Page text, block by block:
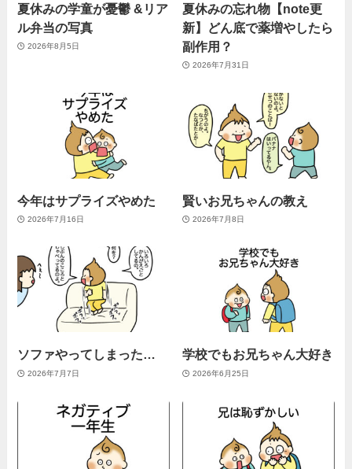
夏休みの学童が憂鬱 &リア
ル弁当の写真
2026年8月5日
夏休みの忘れ物【note更
新】どん底で薬増やしたら
副作用？
2026年7月31日
今年はサプライズやめた
2026年7月16日
賢いお兄ちゃんの教え
2026年7月8日
ソファやってしまった…
2026年7月7日
学校でもお兄ちゃん大好き
2026年6月25日